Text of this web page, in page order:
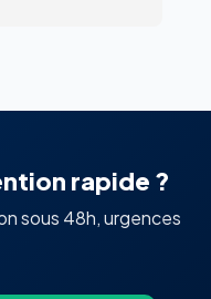
rapide ?
sous 48h, urgences